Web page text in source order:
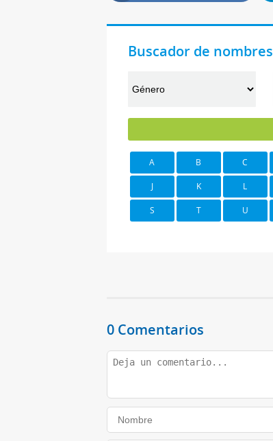
Buscador de nombres
A B C
J K L
S T U
0 Comentarios